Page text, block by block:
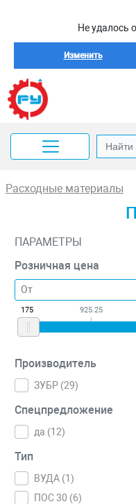
Не удалось
Изменить
Расходные материалы
ПАРАМЕТРЫ
Розничная цена
175 925.25
Производитель
ЗУБР (29)
Спецпредложение
да (12)
Тип
ВУДА (1 )
ПОС 30 (6)